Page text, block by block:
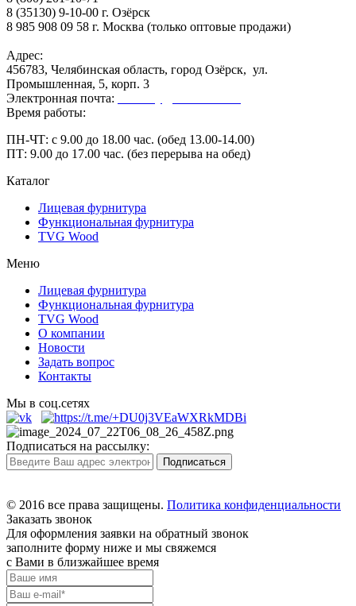
8 (35130) 9-10-00 г. Озёрск
8 985 908 09 58 г. Москва (только оптовые продажи)
Адрес:
456783, Челябинская область, город Озёрск, ул.
Промышленная, 5, корп. 3
Электронная почта:
Время работы:
ПН-ЧТ: с 9.00 до 18.00 час. (обед 13.00-14.00)
ПТ: 9.00 до 17.00 час. (без перерыва на обед)
Каталог
Лицевая фурнитура
Функциональная фурнитура
TVG Wood
Меню
Лицевая фурнитура
Функциональная фурнитура
TVG Wood
О компании
Новости
Задать вопрос
Контакты
Мы в соц.сетях
Подписаться на рассылку:
© 2016 все права защищены. Политика конфиденциальности
Заказать звонок
Для оформления заявки на обратный звонок
заполните форму ниже и мы свяжемся
с Вами в близжайшее время